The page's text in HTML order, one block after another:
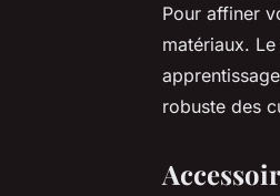
Pour affiner
matériaux.
robuste des